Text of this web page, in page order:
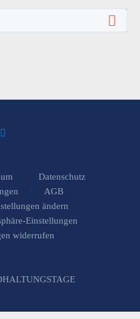
Datenschutz
AGB
ändern
Einstellungen
widerrufen